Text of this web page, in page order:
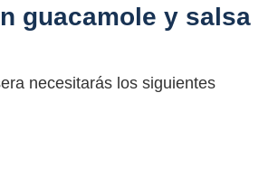
guacamole y salsa
necesitarás los siguientes